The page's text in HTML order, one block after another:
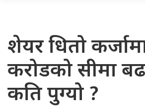
शेयर धितो
करोडको सीमा
कति पुग्यो ?